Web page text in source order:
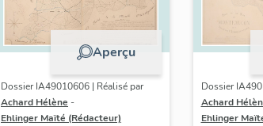
Aperçu
Dossier IA49010606 | Réalisé par
Achard Hélène -
Ehlinger Maïté (Rédacteur)
Dossier
Achard
Ehlinger